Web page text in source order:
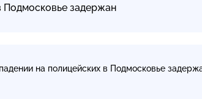
Подмосковье задержан
на полицейских в Подмосковье